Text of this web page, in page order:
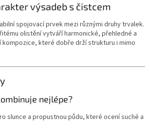
výsadeb s čistcem
spojovací prvek mezi různými druhy trvalek.
olistění vytváří harmonické, přehledné a
které dobře drží strukturu i mimo
nejlépe?
slunce a propustnou půdu, které ocení suché a